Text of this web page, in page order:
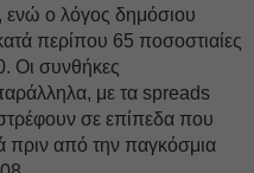
ο λόγος δημόσιου
περίπου 65 ποσοστιαίες
Οι συνθήκες
με τα spreads
σε επίπεδα που
πριν από την παγκόσμια